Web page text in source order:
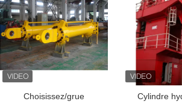
Choisissez/grue
Cylindre